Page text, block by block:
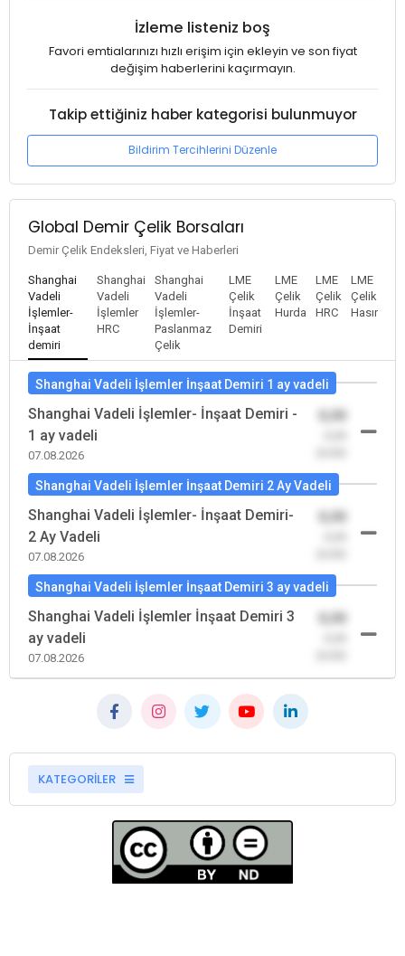
İzleme listeniz boş
Favori emtialarınızı hızlı erişim için ekleyin ve son fiyat
değişim haberlerini kaçırmayın.
Takip ettiğiniz haber kategorisi bulunmuyor
Bildirim Tercihlerini Düzenle
Global Demir Çelik Borsaları
Demir Çelik Endeksleri, Fiyat ve Haberleri
Shanghai
Vadeli
İşlemler-
İnşaat
demiri
Shanghai
Vadeli
İşlemler
HRC
Shanghai
Vadeli
İşlemler-
Paslanmaz
Çelik
LME
Çelik
İnşaat
Demiri
LME
Çelik
Hurda
LME
Çelik
HRC
LME
Çelik
Hasır
Shanghai Vadeli İşlemler İnşaat Demiri 1 ay vadeli
Shanghai Vadeli İşlemler- İnşaat Demiri -
1 ay vadeli
07.08.2026
Shanghai Vadeli İşlemler İnşaat Demiri 2 Ay Vadeli
Shanghai Vadeli İşlemler- İnşaat Demiri-
2 Ay Vadeli
07.08.2026
Shanghai Vadeli İşlemler İnşaat Demiri 3 ay vadeli
Shanghai Vadeli İşlemler İnşaat Demiri 3
ay vadeli
07.08.2026
KATEGORİLER